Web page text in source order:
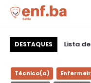
DESTAQUES
Lista
Hospitalar CME
Técnico(a)